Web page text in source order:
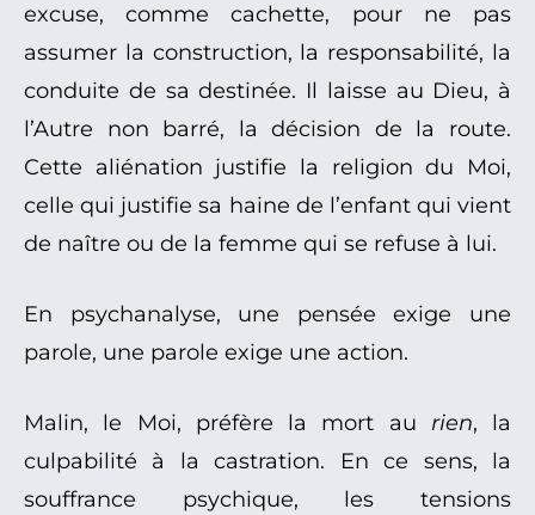
excuse, comme cachette, pour ne pas
assumer la construction, la responsabilité, la
conduite de sa destinée. Il laisse au Dieu, à
l’Autre non barré, la décision de la route.
Cette aliénation justifie la religion du Moi,
celle qui justifie sa haine de l’enfant qui vient
de naître ou de la femme qui se refuse à lui.
En psychanalyse, une pensée exige une
parole, une parole exige une action.
Malin, le Moi, préfère la mort au rien, la
culpabilité à la castration. En ce sens, la
souffrance psychique, les tensions